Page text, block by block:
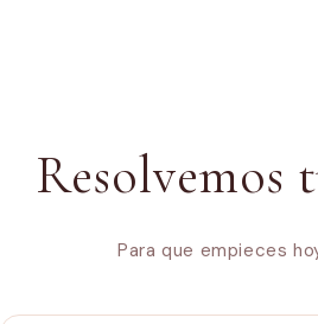
Resolvemos
Para que empieces